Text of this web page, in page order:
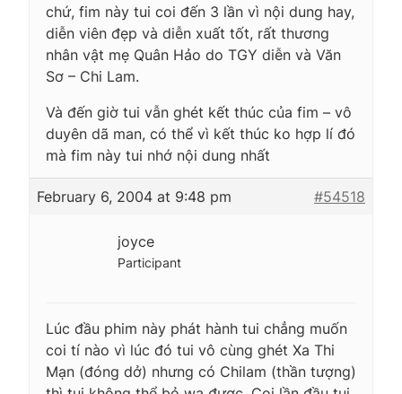
chứ, fim này tui coi đến 3 lần vì nội dung hay,
diễn viên đẹp và diễn xuất tốt, rất thương
nhân vật mẹ Quân Hảo do TGY diễn và Văn
Sơ – Chi Lam.
Và đến giờ tui vẫn ghét kết thúc của fim – vô
duyên dã man, có thể vì kết thúc ko hợp lí đó
mà fim này tui nhớ nội dung nhất
February 6, 2004 at 9:48 pm #54518
joyce
Participant
Lúc đầu phim này phát hành tui chẳng muốn
coi tí nào vì lúc đó tui vô cùng ghét Xa Thi
Mạn (đóng dở) nhưng có Chilam (thần tượng)